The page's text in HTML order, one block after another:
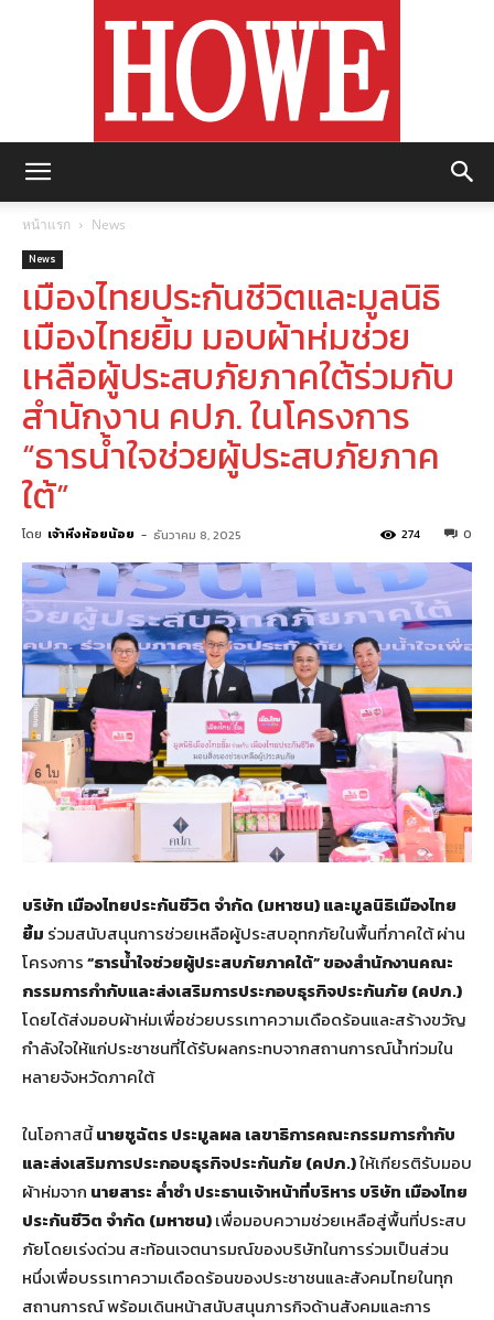
หน้าแรก News
News
เมืองไทยประกันชีวิตและมูลนิธิ
เมืองไทยยิ้ม มอบผ้าห่มช่วย
เหลือผู้ประสบภัยภาคใต้ร่วมกับ
สำนักงาน คปภ. ในโครงการ
“ธารน้ำใจช่วยผู้ประสบภัยภาค
ใต้”
โดย เจ้าหิ่งห้อยน้อย - ธันวาคม 8, 2025 0
274
บริษัท เมืองไทยประกันชีวิต จำกัด (มหาชน) และมูลนิธิเมืองไทย
ยิ้ม ร่วมสนับสนุนการช่วยเหลือผู้ประสบอุทกภัยในพื้นที่ภาคใต้ ผ่าน
โครงการ“ธารน้ำใจช่วยผู้ประสบภัยภาคใต้” ของสำนักงานคณะ
กรรมการกำกับและส่งเสริมการประกอบธุรกิจประกันภัย (คปภ.)
โดยได้ส่งมอบผ้าห่มเพื่อช่วยบรรเทาความเดือดร้อนและสร้างขวัญ
กำลังใจให้แก่ประชาชนที่ได้รับผลกระทบจากสถานการณ์น้ำท่วมใน
หลายจังหวัดภาคใต้
ในโอกาสนี้นายชูฉัตร ประมูลผล เลขาธิการคณะกรรมการกำกับ
และส่งเสริมการประกอบธุรกิจประกันภัย (คปภ.)ให้เกียรติรับมอบ
ผ้าห่มจาก นายสาระ ล่ำซำ ประธานเจ้าหน้าที่บริหาร บริษัท เมืองไทย
ประกันชีวิต จำกัด (มหาชน)เพื่อมอบความช่วยเหลือสู่พื้นที่ประสบ
ภัยโดยเร่งด่วน สะท้อนเจตนารมณ์ของบริษัทในการร่วมเป็นส่วน
หนึ่งเพื่อบรรเทาความเดือดร้อนของประชาชนและสังคมไทยในทุก
สถานการณ์ พร้อมเดินหน้าสนับสนุนภารกิจด้านสังคมและการ